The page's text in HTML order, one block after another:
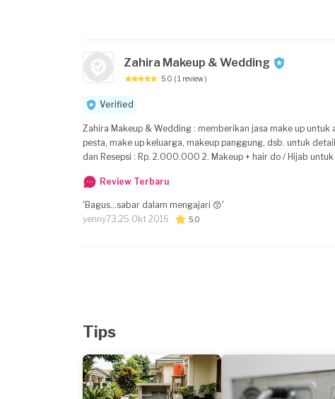
Zahira Makeup & Wedding
5.0 ( 1 review )
Verified
Zahira Makeup & Wedding : memberikan jasa make up
pesta, make up keluarga, makeup panggung, dsb. untuk detail harga sebagai berikut : 1. Make up Pengantin+ hairdo/hijab + bunga segar untuk akad
dan Resepsi : Rp. 2.000.000 2. Makeup + hair do / Hijab
transport) Rp 500.000 5. Sewa Kebaya wedding start 150.000/ kebaya kami juga menyediakan : dekorasi , tenda,
Review Terbaru
'Bagus...sabar dalam mengajari 😙'
yenny73,25 Okt 2016 5,0
Tips